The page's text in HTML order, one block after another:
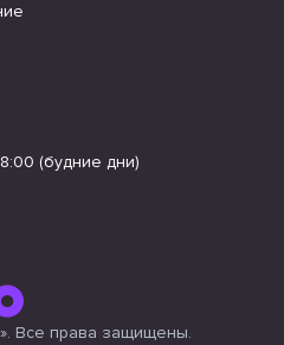
(будние дни)
Все права защищены.